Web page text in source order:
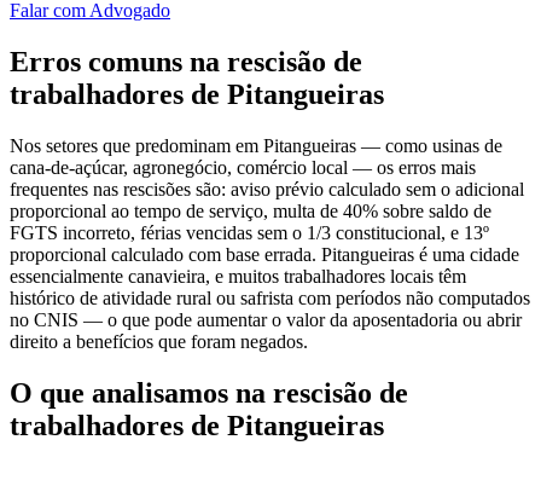
Falar com Advogado
Erros comuns na rescisão de
trabalhadores de Pitangueiras
Nos setores que predominam em Pitangueiras — como usinas de
cana-de-açúcar, agronegócio, comércio local — os erros mais
frequentes nas rescisões são: aviso prévio calculado sem o adicional
proporcional ao tempo de serviço, multa de 40% sobre saldo de
FGTS incorreto, férias vencidas sem o 1/3 constitucional, e 13º
proporcional calculado com base errada. Pitangueiras é uma cidade
essencialmente canavieira, e muitos trabalhadores locais têm
histórico de atividade rural ou safrista com períodos não computados
no CNIS — o que pode aumentar o valor da aposentadoria ou abrir
direito a benefícios que foram negados.
O que analisamos na rescisão de
trabalhadores de Pitangueiras